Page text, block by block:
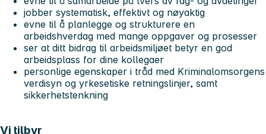
jobber systematisk, effektivt og nøyaktig
evne til å planlegge og strukturere en
arbeidshverdag med mange oppgaver og prosesser
ser at ditt bidrag til arbeidsmiljøet betyr en god
arbeidsplass for dine kollegaer
personlige egenskaper i tråd med Kriminalomsorgens
verdisyn og yrkesetiske retningslinjer, samt
sikkerhetstenkning
Vi tilbyr